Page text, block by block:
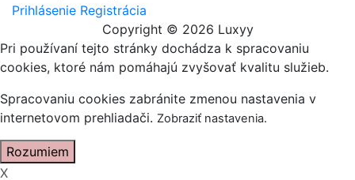
Prihlásenie Registrácia
Copyright © 2026 Luxyy
Pri používaní tejto stránky dochádza k spracovaniu
cookies, ktoré nám pomáhajú zvyšovať kvalitu služieb.
Spracovaniu cookies zabránite zmenou nastavenia v
internetovom prehliadači. Zobraziť nastavenia.
Rozumiem
X